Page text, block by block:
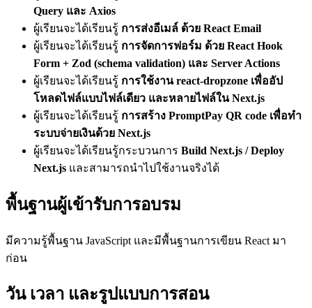
Query และ Axios
ผู้เรียนจะได้เรียนรู้ การส่งอีเมล์ ด้วย React Email
ผู้เรียนจะได้เรียนรู้ การจัดการฟอร์ม ด้วย React Hook
Form + Zod (schema validation) และ Server Actions
ผู้เรียนจะได้เรียนรู้ การใช้งาน react-dropzone เพื่ออัป
โหลดไฟล์แบบไฟล์เดียว และหลายไฟล์ใน Next.js
ผู้เรียนจะได้เรียนรู้ การสร้าง PromptPay QR code เพื่อทำ
ระบบจ่ายเงินด้วย Next.js
ผู้เรียนจะได้เรียนรู้กระบวนการ Build Next.js / Deploy
Next.js และสามารถนำไปใช้งานจริงได้
พื้นฐานผู้เข้ารับการอบรม
มีความรู้พื้นฐาน JavaScript และมีพื้นฐานการเขียน React มา
ก่อน
วัน เวลา และรูปแบบการสอน